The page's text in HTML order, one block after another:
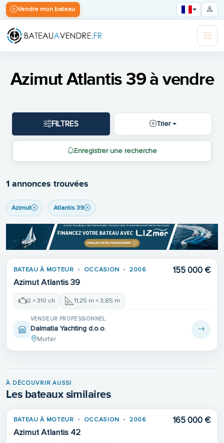
Vendre mon bateau
Azimut Atlantis 39 à vendre
FILTRES Trier
Enregistrer une recherche
1 annonces trouvées
Azimut Atlantis 39
BATEAU À MOTEUR OCCASION 2006
Azimut Atlantis 39
155 000 €
2 × 310 ch 11,25 m × 3,85 m
VENDEUR PROFESSIONNEL
Dalmatia Yachting d.o.o.
Murter
À DÉCOUVRIR AUSSI
Les bateaux similaires
BATEAU À MOTEUR OCCASION 2006
Azimut Atlantis 42
165 000 €